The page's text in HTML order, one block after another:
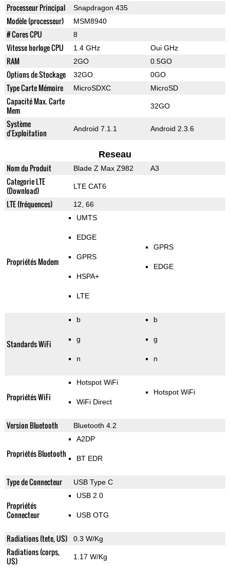
Processeur Principal Snapdragon 435
Modèle (processeur) MSM8940
# Cores CPU 8
Vitesse horloge CPU 1.4 GHz Oui GHz
RAM 2GO 0.5GO
Options de Stockage 32GO 0GO
Type Carte Mémoire MicroSDXC MicroSD
Capacité Max. Carte
Mem
32GO
Système
d'Exploitation
Android 7.1.1 Android 2.3.6
Reseau
Nom du Produit Blade Z Max Z982 A3
Categorie LTE
(Download)
LTE CAT6
LTE (fréquences) 12, 66
Propriétés Modem
UMTS
EDGE
GPRS
HSPA+
LTE
GPRS
EDGE
Standards WiFi
b
g
n
b
g
n
Propriétés WiFi
Hotspot WiFi
WiFi Direct
Hotspot WiFi
Version Bluetooth Bluetooth 4.2
Propriétés Bluetooth
A2DP
BT EDR
Type de Connecteur USB Type C
Propriétés
Connecteur
USB 2.0
USB OTG
Radiations (tete, US) 0.3 W/Kg
Radiations (corps,
US)
1.17 W/Kg